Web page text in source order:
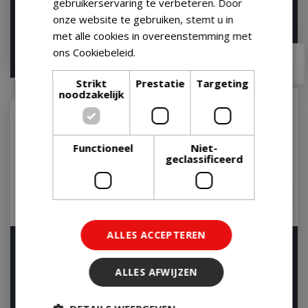
00
Weber Braadspit
Let op: bijna uitverkocht!
Weber Reinigingsset
Houtskool BBQ Reiniging
Set Houtskoolba…
Op voorraad
onze website te gebruiken, stemt u in
met alle cookies in overeenstemming met
ons Cookiebeleid.
Strikt
noodzakelijk
Prestatie Targeting
Functioneel
Niet-
geclassificeerd
ALLES ACCEPTEREN
ALLES AFWIJZEN